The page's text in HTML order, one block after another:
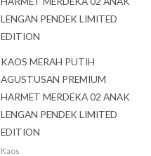
KAOS MERAH PUTIH
AGUSTUSAN PREMIUM
HARMET MERDEKA 02 ANAK
LENGAN PENDEK LIMITED
EDITION
Kaos
Rp199.999.